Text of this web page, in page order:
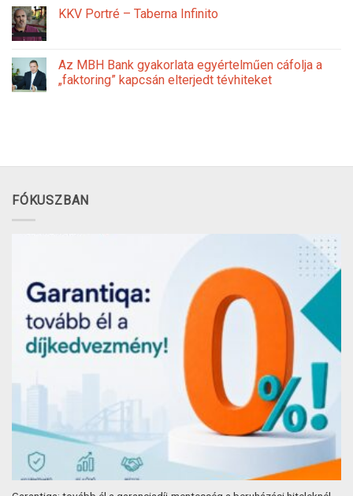
KKV Portré – Taberna Infinito
Az MBH Bank gyakorlata egyértelműen cáfolja a
„faktoring” kapcsán elterjedt tévhiteket
FÓKUSZBAN